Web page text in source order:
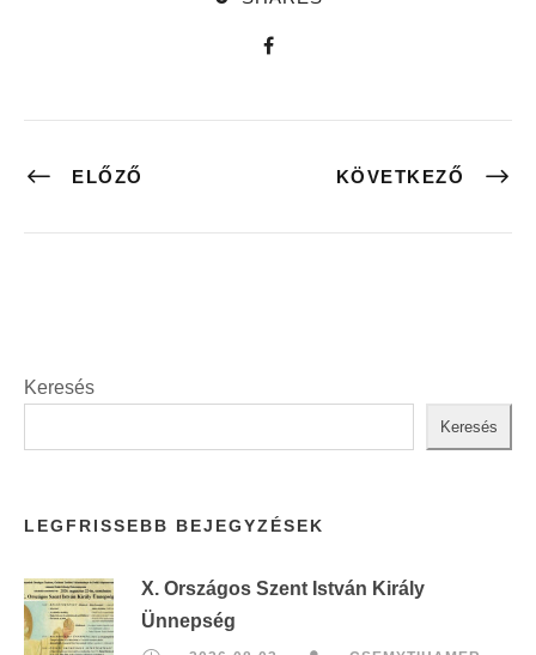
ELŐZŐ KÖVETKEZŐ
Keresés
Keresés
LEGFRISSEBB BEJEGYZÉSEK
X. Országos Szent István Király
Ünnepség